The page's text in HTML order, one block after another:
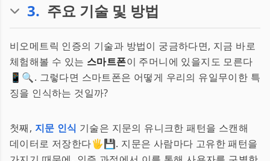
3. 주요 기술 및 방법
비오메트릭 인증의 기술과 방법이 궁금하다면, 지금 바로
체험해볼 수 있는 스마트폰이 주머니에 있을지도 모른다
📱🔍. 그렇다면 스마트폰은 어떻게 우리의 유일무이한 특
징을 인식하는 것일까?
첫째, 지문 인식 기술은 지문의 유니크한 패턴을 스캔해
데이터로 저장한다🖐️💾. 지문은 사람마다 고유한 패턴을